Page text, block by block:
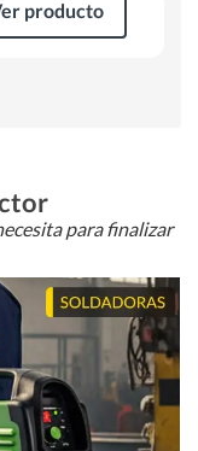
producto
para finalizar